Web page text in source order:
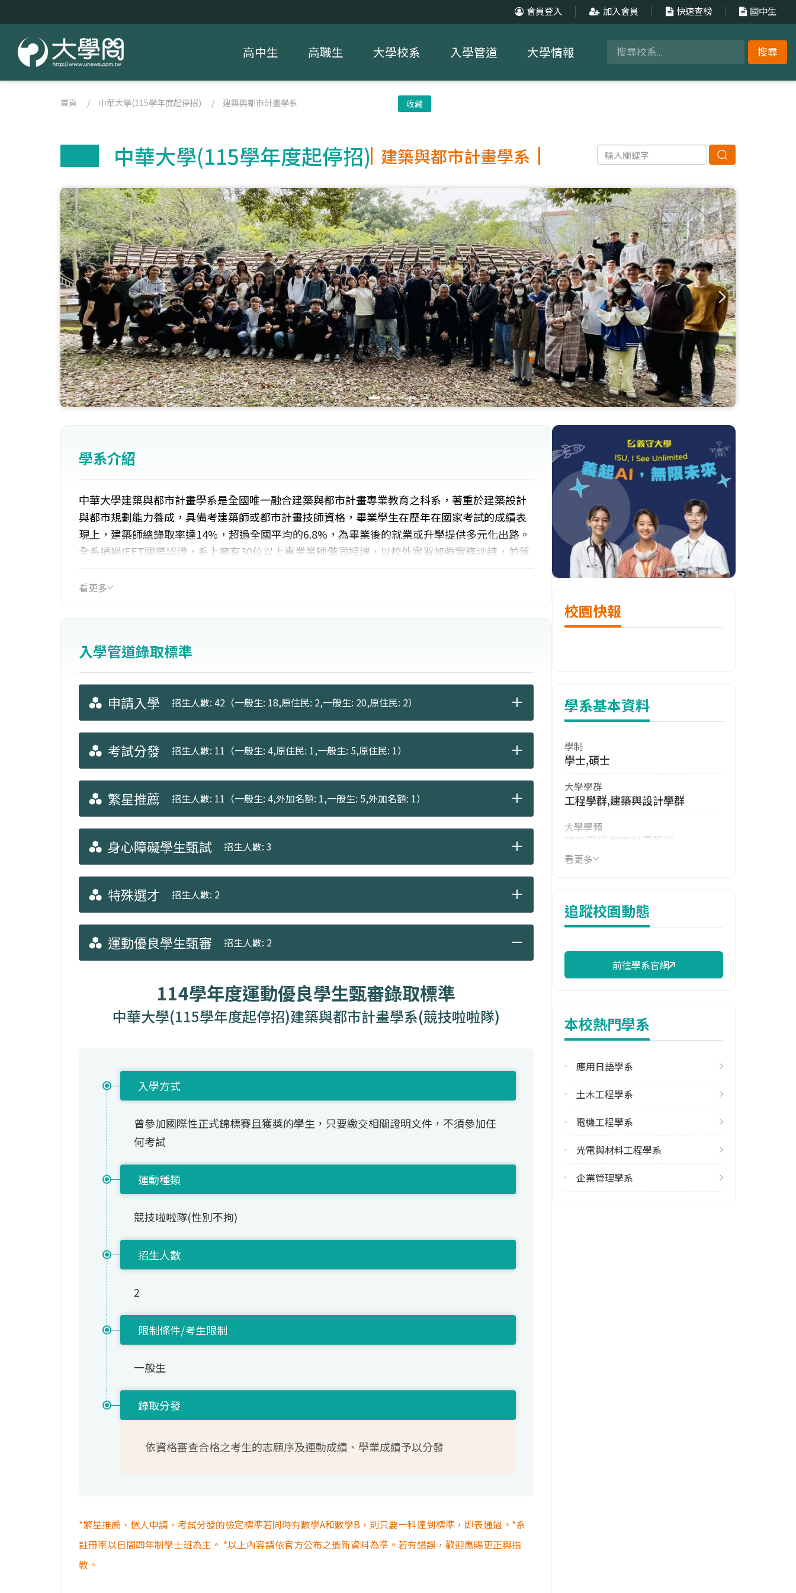
會員登入 加入會員 快速查榜 國中生
搜尋
高中生 高職生 大學校系 入學管道 大學情報
首頁 / 中華大學(115學年度起停招) / 建築與都市計畫學系 收藏
中華大學(115學年度起停招) 建築與都市計畫學系
學系介紹
中華大學建築與都市計畫學系是全國唯一融合建築與都市計畫專業教育之科系，著重於建築設計
與都市規劃能力養成，具備考建築師或都市計畫技師資格，畢業學生在歷年在國家考試的成績表
現上，建築師總錄取率達14%，超過全國平均的6.8%，為畢業後的就業或升學提供多元化出路。
全系通過IEET國際認證，系上擁有30位以上專業業師偕同授課，以校外實習加強實務訓練，並落
道，舉辦國際工作營、海外移地教學、姊妹校交換學生及雙聯學位，鼓勵學生參加國際交流活
看更多
入學管道錄取標準
申請入學 招生人數: 42（一般生: 18,原住民: 2,一般生: 20,原住民: 2）
考試分發 招生人數: 11（一般生: 4,原住民: 1,一般生: 5,原住民: 1）
繁星推薦 招生人數: 11（一般生: 4,外加名額: 1,一般生: 5,外加名額: 1）
身心障礙學生甄試 招生人數: 3
特殊選才 招生人數: 2
運動優良學生甄審 招生人數: 2
114學年度運動優良學生甄審錄取標準
中華大學(115學年度起停招)建築與都市計畫學系(競技啦啦隊)
入學方式
曾參加國際性正式錦標賽且獲獎的學生，只要繳交相關證明文件，不須參加任
何考試
運動種類
競技啦啦隊(性別不拘)
招生人數
2
限制條件/考生限制
一般生
錄取分發
依資格審查合格之考生的志願序及運動成績、學業成績予以分發
*繁星推薦、個人申請、考試分發的檢定標準若同時有數學A和數學B，則只要一科達到標準，即表通過。*系
註冊率以日間四年制學士班為主。 *以上內容請依官方公布之最新資料為準。若有錯誤，歡迎惠賜更正與指
教。
校園快報
學系基本資料
學制
學士,碩士
大學學群
工程學群,建築與設計學群
大學學類
建築學類,都市計畫學類
技職群類
114年學費
38,683 元/學期
114年雜費
13,197 元/學期
校際選課人數
113學年度上學期
修輔系人數
113學年度下學期
1
學系電話
看更多
追蹤校園動態
前往學系官網
本校熱門學系
應用日語學系
土木工程學系
電機工程學系
光電與材料工程學系
企業管理學系